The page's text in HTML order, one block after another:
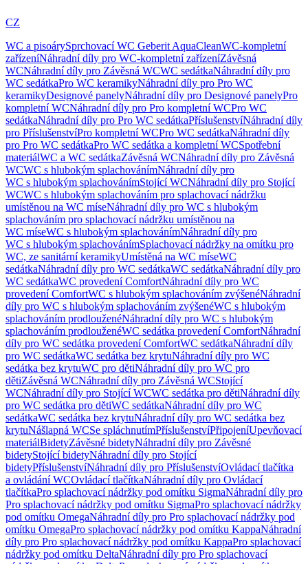
CZ
WC a pisoárySprchovací WC Geberit AquaCleanWC-kompletní
zařízeníNáhradní díly pro WC-kompletní zařízeníZávěsná
WCNáhradní díly pro Závěsná WCWC sedátkaNáhradní díly pro
WC sedátkaPro WC keramikyNáhradní díly pro Pro WC
keramikyDesignové panelyNáhradní díly pro Designové panelyPro
kompletní WCNáhradní díly pro Pro kompletní WCPro WC
sedátkaNáhradní díly pro Pro WC sedátkaPříslušenstvíNáhradní díly
pro PříslušenstvíPro kompletní WCPro WC sedátkaNáhradní díly
pro Pro WC sedátkaPro WC sedátka a kompletní WCSpotřební
materiálWC a WC sedátkaZávěsná WCNáhradní díly pro Závěsná
WCWC s hlubokým splachovánímNáhradní díly pro
WC s hlubokým splachovánímStojící WCNáhradní díly pro Stojící
WCWC s hlubokým splachováním pro splachovací nádržku
umístěnou na WC míseNáhradní díly pro WC s hlubokým
splachováním pro splachovací nádržku umístěnou na
WC míseWC s hlubokým splachovánímNáhradní díly pro
WC s hlubokým splachovánímSplachovací nádržky na omítku pro
WC, ze sanitární keramikyUmístěná na WC míseWC
sedátkaNáhradní díly pro WC sedátkaWC sedátkaNáhradní díly pro
WC sedátkaWC provedení ComfortNáhradní díly pro WC
provedení ComfortWC s hlubokým splachováním zvýšenéNáhradní
díly pro WC s hlubokým splachováním zvýšenéWC s hlubokým
splachováním prodlouženéNáhradní díly pro WC s hlubokým
splachováním prodlouženéWC sedátka provedení ComfortNáhradní
díly pro WC sedátka provedení ComfortWC sedátkaNáhradní díly
pro WC sedátkaWC sedátka bez krytuNáhradní díly pro WC
sedátka bez krytuWC pro dětiNáhradní díly pro WC pro
dětiZávěsná WCNáhradní díly pro Závěsná WCStojící
WCNáhradní díly pro Stojící WCWC sedátka pro dětiNáhradní díly
pro WC sedátka pro dětiWC sedátkaNáhradní díly pro WC
sedátkaWC sedátka bez krytuNáhradní díly pro WC sedátka bez
krytuNášlapná WCSe spláchnutímPříslušenstvíPřipojeníUpevňovací
materiálBidetyZávěsné bidetyNáhradní díly pro Závěsné
bidetyStojící bidetyNáhradní díly pro Stojící
bidetyPříslušenstvíNáhradní díly pro PříslušenstvíOvládací tlačítka
a ovládání WCOvládací tlačítkaNáhradní díly pro Ovládací
tlačítkaPro splachovací nádržky pod omítku SigmaNáhradní díly pro
Pro splachovací nádržky pod omítku SigmaPro splachovací nádržky
pod omítku OmegaNáhradní díly pro Pro splachovací nádržky pod
omítku OmegaPro splachovací nádržky pod omítku KappaNáhradní
díly pro Pro splachovací nádržky pod omítku KappaPro splachovací
nádržky pod omítku DeltaNáhradní díly pro Pro splachovací